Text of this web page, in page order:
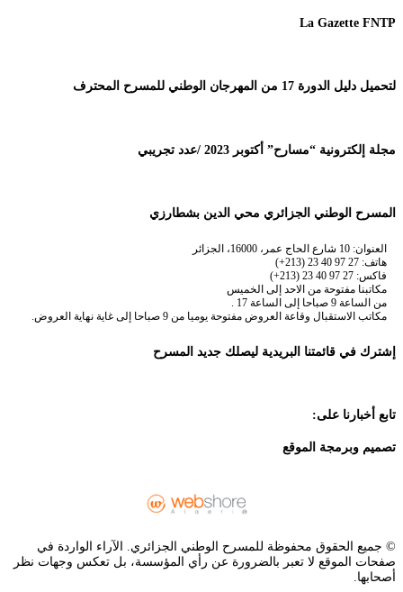
La Gazette FNTP
لتحميل دليل الدورة 17 من المهرجان الوطني للمسرح المحترف
مجلة إلكترونية “مسارح” أكتوبر 2023 /عدد تجريبي
المسرح الوطني الجزائري محي الدين بشطارزي
العنوان: 10 شارع الحاج عمر، 16000، الجزائر
هاتف: 27 97 40 23 (213+)
فاكس: 27 97 40 23 (213+)
مكاتبنا مفتوحة من الاحد إلى الخميس
من الساعة 9 صباحا إلى الساعة 17 .
مكاتب الاستقبال وقاعة العروض مفتوحة يوميا من 9 صباحا إلى غاية نهاية العروض.
إشترك في قائمتنا البريدية ليصلك جديد المسرح
تابع أخبارنا على:
تصميم وبرمجة الموقع
© جميع الحقوق محفوظة للمسرح الوطني الجزائري. الآراء الواردة في
صفحات الموقع لا تعبر بالضرورة عن رأي المؤسسة، بل تعكس وجهات نظر
أصحابها.